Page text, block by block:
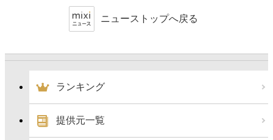
ニューストップへ戻る
ランキング
提供元一覧